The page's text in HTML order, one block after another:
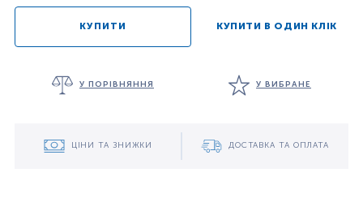
КУПИТИ КУПИТИ В ОДИН КЛІК
У ПОРІВНЯННЯ У ВИБРАНЕ
ЦІНИ ТА ЗНИЖКИ ДОСТАВКА ТА ОПЛАТА